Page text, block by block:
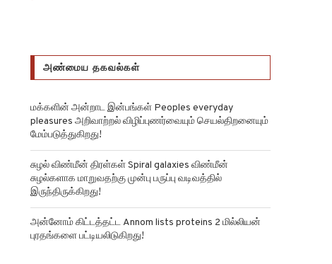
அண்மைய தகவல்கள்
மக்களின் அன்றாட இன்பங்கள் Peoples everyday
pleasures அறிவாற்றல் விழிப்புணர்வையும் செயல்திறனையும்
மேம்படுத்துகிறது!
சுழல் விண்மீன் திரள்கள் Spiral galaxies விண்மீன்
சுழல்களாக மாறுவதற்கு முன்பு பருப்பு வடிவத்தில்
இருந்திருக்கிறது!
அன்னோம் கிட்டத்தட்ட Annom lists proteins 2 மில்லியன்
புரதங்களை பட்டியலிடுகிறது!